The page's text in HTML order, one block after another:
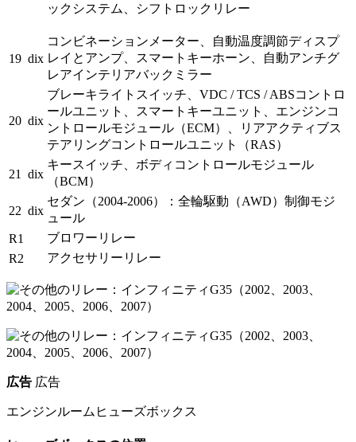
ックシステム、シフトロックリレー
19 dix
コンビネーションメーター、自動温度調節ディスプ
レイとアンプ、スマートキーホーン、自動アンチグ
レアインテリアバックミラー
20 dix
ブレーキライトスイッチ、VDC / TCS / ABSコントロ
ールユニット、スマートキーユニット、エンジンコ
ントロールモジュール（ECM）、リアアクティブス
テアリングコントロールユニット（RAS）
21 dix
キースイッチ、ボディコントロールモジュール
（BCM）
22 dix
セダン（2004-2006）：全輪駆動（AWD）制御モジ
ュール
R1
ブロワーリレー
R2
アクセサリーリレー
広告 広告
エンジンルームヒューズボックス